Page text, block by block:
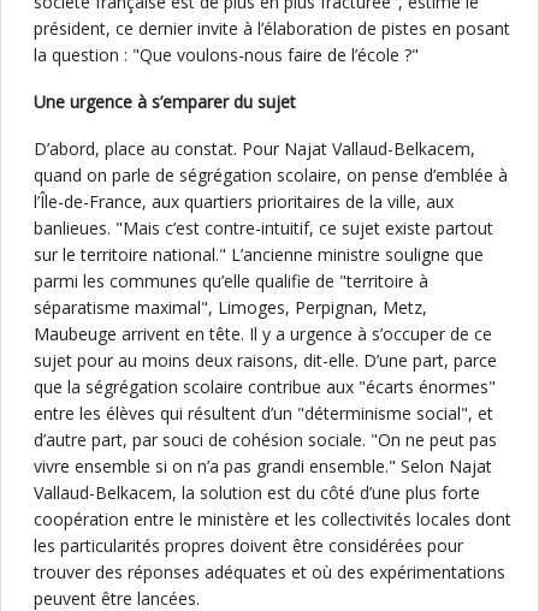
président, ce dernier invite à l’élaboration de pistes en posant
la question : "Que voulons-nous faire de l’école ?"
Une urgence à s’emparer du sujet
D’abord, place au constat. Pour Najat Vallaud-Belkacem,
quand on parle de ségrégation scolaire, on pense d’emblée à
l’Île-de-France, aux quartiers prioritaires de la ville, aux
banlieues. "Mais c’est contre-intuitif, ce sujet existe partout
sur le territoire national." L’ancienne ministre souligne que
parmi les communes qu’elle qualifie de "territoire à
séparatisme maximal", Limoges, Perpignan, Metz,
Maubeuge arrivent en tête. Il y a urgence à s’occuper de ce
sujet pour au moins deux raisons, dit-elle. D’une part, parce
que la ségrégation scolaire contribue aux "écarts énormes"
entre les élèves qui résultent d’un "déterminisme social", et
d’autre part, par souci de cohésion sociale. "On ne peut pas
vivre ensemble si on n’a pas grandi ensemble." Selon Najat
Vallaud-Belkacem, la solution est du côté d’une plus forte
coopération entre le ministère et les collectivités locales dont
les particularités propres doivent être considérées pour
trouver des réponses adéquates et où des expérimentations
peuvent être lancées.